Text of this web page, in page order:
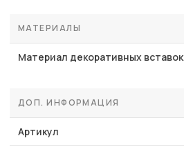
МАТЕРИАЛЫ
Материал декоративных вставок
ДОП. ИНФОРМАЦИЯ
Артикул